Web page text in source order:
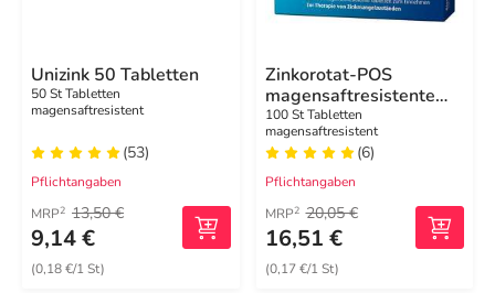
Unizink 50 Tabletten
50 St Tabletten
magensaftresistent
(53)
Pflichtangaben
MRP2 13,50 €
9,14 €
(0,18 €/1 St)
Zinkorotat-POS
magensaftresistente
Tabletten
100 St Tabletten
magensaftresistent
(6)
Pflichtangaben
MRP2 20,05 €
16,51 €
(0,17 €/1 St)